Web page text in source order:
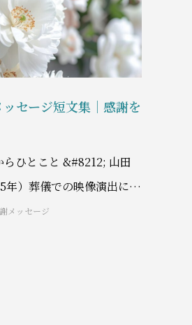
セージ短文集｜感謝を
ひとこと &#8212; 山田
年）葬儀での映像演出に25
メ
メッセージ